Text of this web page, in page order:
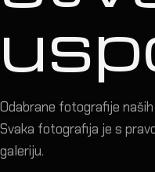
Odabrane fotografije
Svaka fotografija je s
galeriju.